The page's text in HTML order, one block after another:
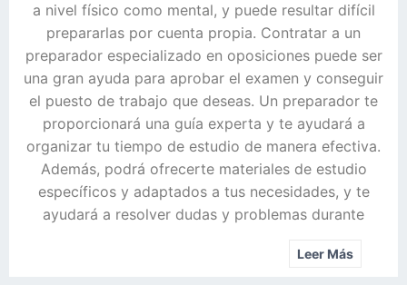
a nivel físico como mental, y puede resultar difícil
prepararlas por cuenta propia. Contratar a un
preparador especializado en oposiciones puede ser
una gran ayuda para aprobar el examen y conseguir
el puesto de trabajo que deseas. Un preparador te
proporcionará una guía experta y te ayudará a
organizar tu tiempo de estudio de manera efectiva.
Además, podrá ofrecerte materiales de estudio
específicos y adaptados a tus necesidades, y te
ayudará a resolver dudas y problemas durante
Leer Más